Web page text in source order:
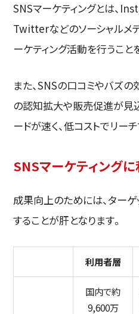
SNSマーケティングとは、
Twitterなどのソーシャルメ
ーケティング活動を行うこと
また、SNSの口コミやバズの
の認知拡大や販売促進が見
ードが速く、低コストでリー
SNSマーケティング
成果向上のためには、ター
することが肝となります。
利用者層
国内で約
9,600万